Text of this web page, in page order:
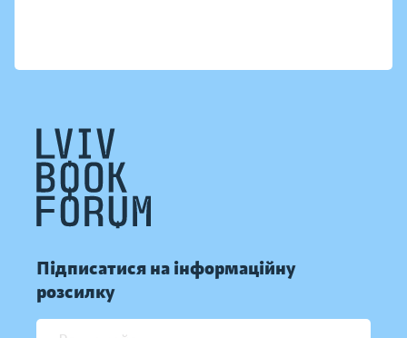
Підписатися на інформаційну
розсилку